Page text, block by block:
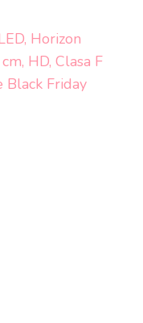
Horizon
HD, Clasa F
Friday